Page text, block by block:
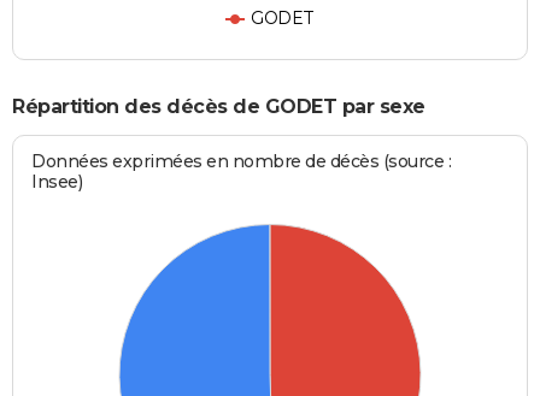
GODET
Répartition des décès de GODET par sexe
Données exprimées en nombre de décès (source :
Insee)